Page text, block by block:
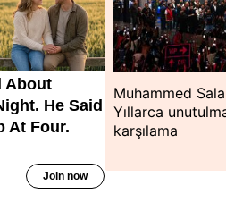
Muhammed
Yıllarca
karşılama